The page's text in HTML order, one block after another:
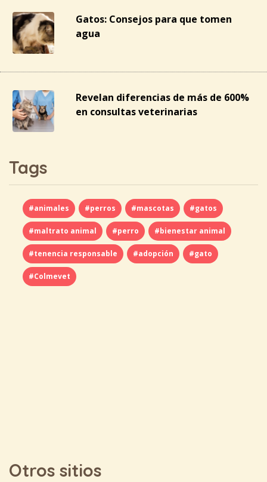
Gatos: Consejos para que tomen
agua
Revelan diferencias de más de 600%
en consultas veterinarias
Tags
#animales #perros #mascotas #gatos
#maltrato animal #perro #bienestar animal
#tenencia responsable #adopción #gato
#Colmevet
Otros sitios